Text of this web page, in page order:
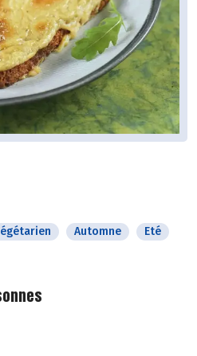
Automne
Eté